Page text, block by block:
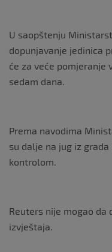
U saopštenju
dopunjavanje jedinica
će za veće pomjeranje
sedam dana.
Prema navodima
su dalje na jug iz
kontrolom.
Reuters nije mogao da
izvještaja.